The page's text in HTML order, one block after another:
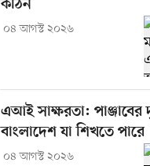
কঠিন
০৪ আগস্ট ২০২৬
এআই সাক্ষরতা: পাঞ্জাবের
বাংলাদেশ যা শিখতে পারে
০৪ আগস্ট ২০২৬